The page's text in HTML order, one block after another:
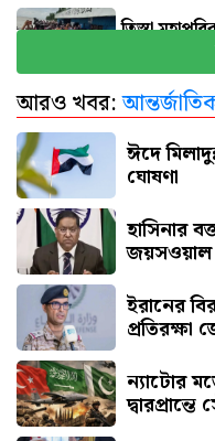
তিস্তা
জুলাই জাদুঘর
আরও খবর:
ঈদে
ঘোষণা
হাসিনার
জয়সওয়াল
ইরানের
প্রতিরক্ষা
ন্যাটোর